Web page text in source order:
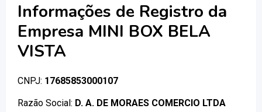
Informações de Registro da
Empresa MINI BOX BELA
VISTA
CNPJ: 17685853000107
Razão Social: D. A. DE MORAES COMERCIO LTDA